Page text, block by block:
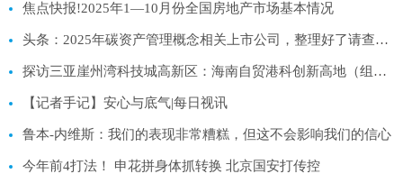
焦点快报!2025年1—10月份全国房地产市场基本情况
头条：2025年碳资产管理概念相关上市公司，整理好了请查收！（11月13日）
探访三亚崖州湾科技城高新区：海南自贸港科创新高地（组图）
【记者手记】安心与底气|每日视讯
鲁本-内维斯：我们的表现非常糟糕，但这不会影响我们的信心
今年前4打法！ 申花拼身体抓转换 北京国安打传控